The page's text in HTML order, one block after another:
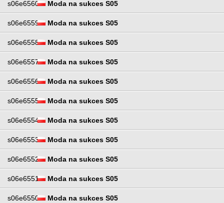
s06e6560 Moda na sukces S05
s06e6559 Moda na sukces S05
s06e6558 Moda na sukces S05
s06e6557 Moda na sukces S05
s06e6556 Moda na sukces S05
s06e6555 Moda na sukces S05
s06e6554 Moda na sukces S05
s06e6553 Moda na sukces S05
s06e6552 Moda na sukces S05
s06e6551 Moda na sukces S05
s06e6550 Moda na sukces S05